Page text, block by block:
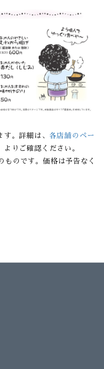
。詳細は、 各店舗のペー
りご確認ください。
のです。価格は予告なく